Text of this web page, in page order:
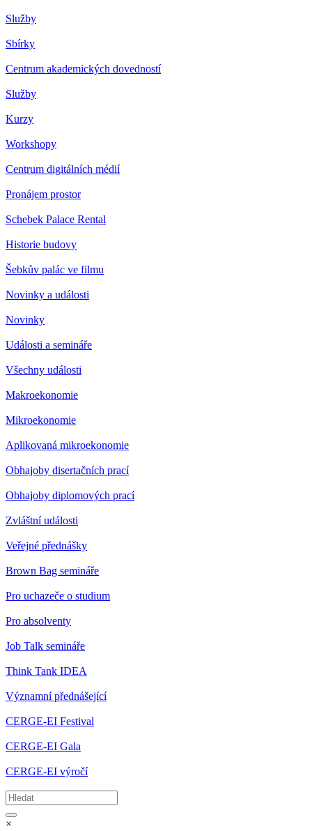
Služby
Sbírky
Centrum akademických dovedností
Služby
Kurzy
Workshopy
Centrum digitálních médií
Pronájem prostor
Schebek Palace Rental
Historie budovy
Šebkův palác ve filmu
Novinky a události
Novinky
Události a semináře
Všechny události
Makroekonomie
Mikroekonomie
Aplikovaná mikroekonomie
Obhajoby disertačních prací
Obhajoby diplomových prací
Zvláštní události
Veřejné přednášky
Brown Bag semináře
Pro uchazeče o studium
Pro absolventy
Job Talk semináře
Think Tank IDEA
Významní přednášející
CERGE-EI Festival
CERGE-EI Gala
CERGE-EI výročí
×